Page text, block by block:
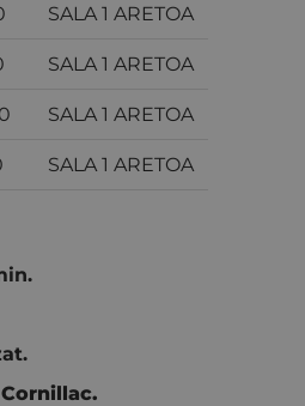
SALA 1 ARETOA
SALA 1 ARETOA
SALA 1 ARETOA
SALA 1 ARETOA
.